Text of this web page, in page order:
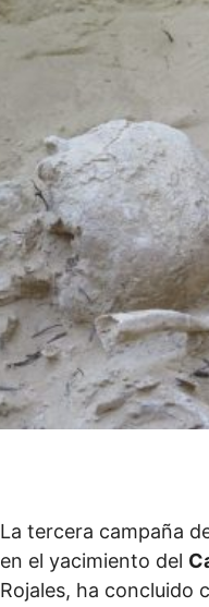
La tercera campaña
en el yacimiento del
Rojales, ha concluido